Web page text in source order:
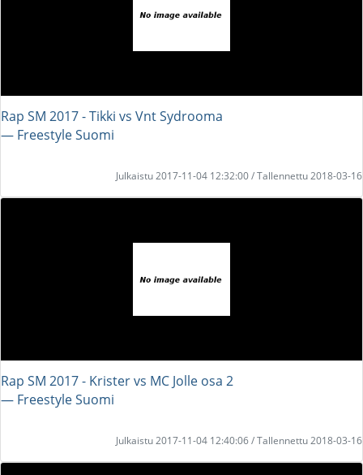
Rap SM 2017 - Tikki vs Vnt Sydrooma
― Freestyle Suomi
Julkaistu 2017-11-04 12:32:00 / Tallennettu 2018-03-16
Rap SM 2017 - Krister vs MC Jolle osa 2
― Freestyle Suomi
Julkaistu 2017-11-04 12:40:06 / Tallennettu 2018-03-16